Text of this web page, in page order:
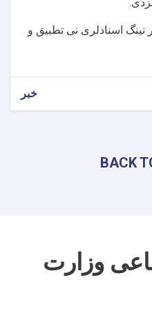
نینگ اسنادلری نی تطبیق و
خبر
BACK
وزارت